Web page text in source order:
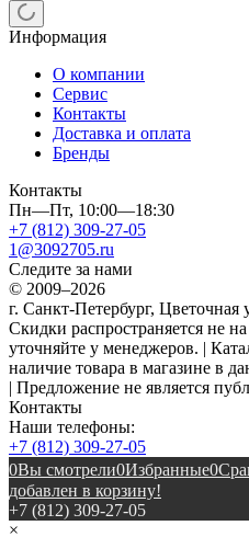
Информация
О компании
Сервис
Контакты
Доставка и оплата
Бренды
Контакты
Пн—Пт, 10:00—18:30
+7 (812) 309-27-05
1@3092705.ru
Следите за нами
© 2009–2026
г. Санкт-Петербург, Цветочная
Скидки распространяется не
уточняйте у менеджеров. |
наличие товара в магазине в
| Предложение не является
Контакты
Наши телефоны:
+7 (812) 309-27-05
0Вы смотрели0Избранные0
добавлен в корзину!
+7 (812) 309-27-05
×